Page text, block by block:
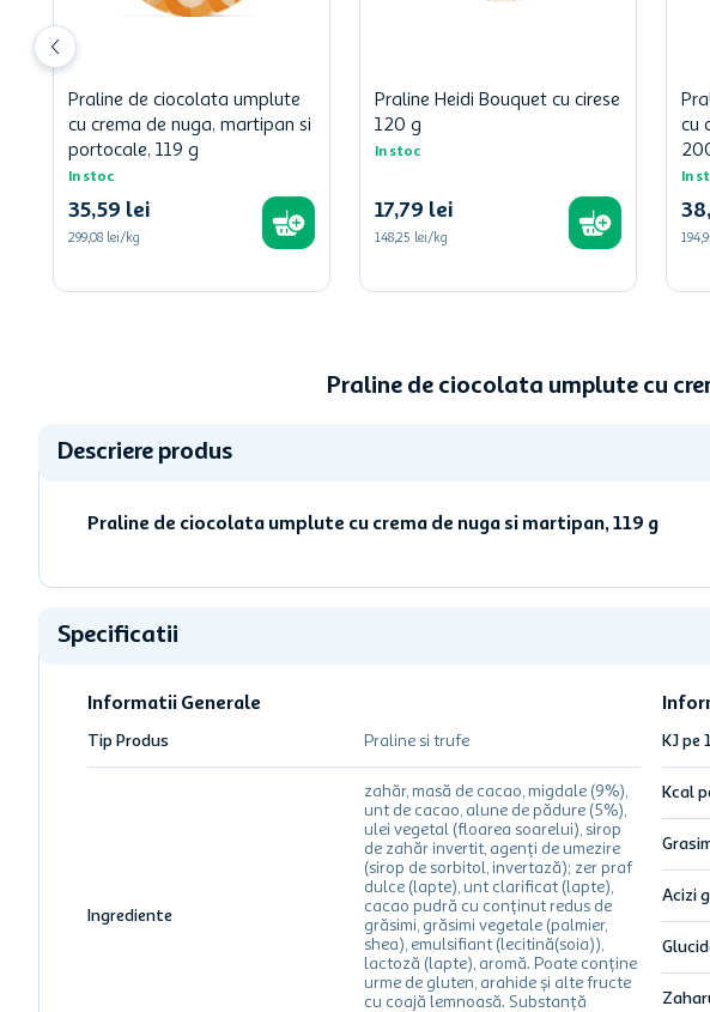
Praline de ciocolata umplute
cu crema de nuga, martipan si
portocale, 119 g
In stoc
35,59 lei
299,08 lei/kg
Praline Heidi Bouquet cu cirese
120 g
In stoc
17,79 lei
148,25 lei/kg
cu
In
38,
Praline de ciocolata umplute cu
Descriere produs
Praline de ciocolata umplute cu crema de nuga si martipan, 119 g
Specificatii
Informatii Generale
Tip Produs Praline si trufe
Ingrediente
zahăr, masă de cacao, migdale (9%),
unt de cacao, alune de pădure (5%),
ulei vegetal (floarea soarelui), sirop
de zahăr invertit, agenți de umezire
(sirop de sorbitol, invertază); zer praf
dulce (lapte), unt clarificat (lapte),
cacao pudră cu conținut redus de
grăsimi, grăsimi vegetale (palmier,
shea), emulsifiant (lecitină(soia)),
lactoză (lapte), aromă. Poate conține
urme de gluten, arahide și alte fructe
cu coajă lemnoasă. Substanţă
KJ pe
Kcal
Acizi